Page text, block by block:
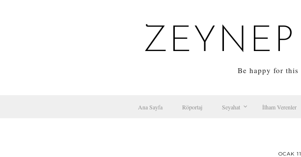
Be happy for
Ana Sayfa Röportaj Seyahat İlham Verenler
OCAK